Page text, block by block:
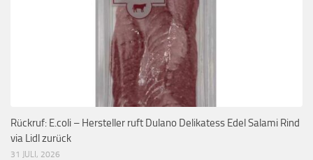
Rückruf: E.coli – Hersteller ruft Dulano Delikatess Edel Salami Rind
via Lidl zurück
31 JULI, 2026